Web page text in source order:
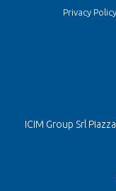
Privacy Policy
ICIM Group Srl